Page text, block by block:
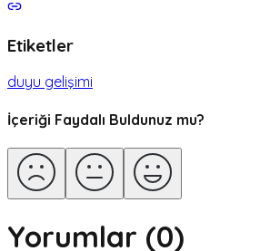
Etiketler
duyu gelişimi
İçeriği Faydalı Buldunuz mu?
Yorumlar (0)